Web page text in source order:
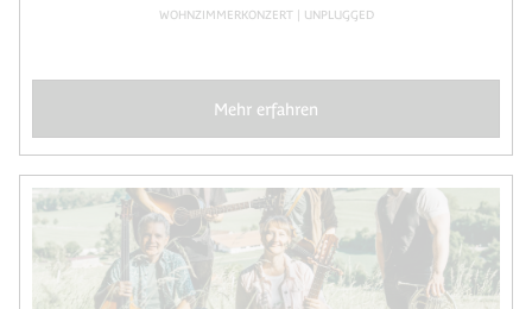
WOHNZIMMERKONZERT | UNPLUGGED
Mehr erfahren